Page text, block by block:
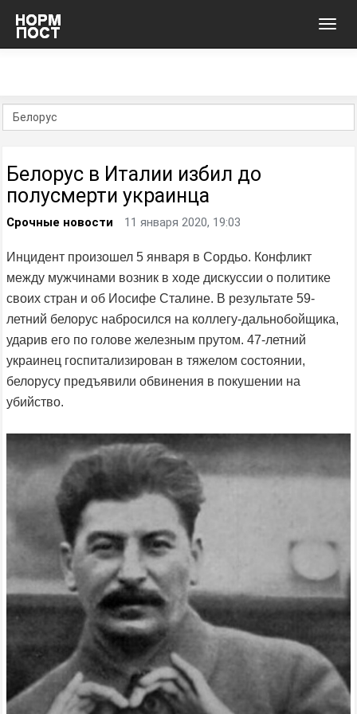
Белорус в Италии избил до
полусмерти украинца
Срочные новости 11 января 2020, 19:03
Инцидент произошел 5 января в Сордьо. Конфликт
между мужчинами возник в ходе дискуссии о политике
своих стран и об Иосифе Сталине. В результате 59-
летний белорус набросился на коллегу-дальнобойщика,
ударив его по голове железным прутом. 47-летний
украинец госпитализирован в тяжелом состоянии,
белорусу предъявили обвинения в покушении на
убийство.